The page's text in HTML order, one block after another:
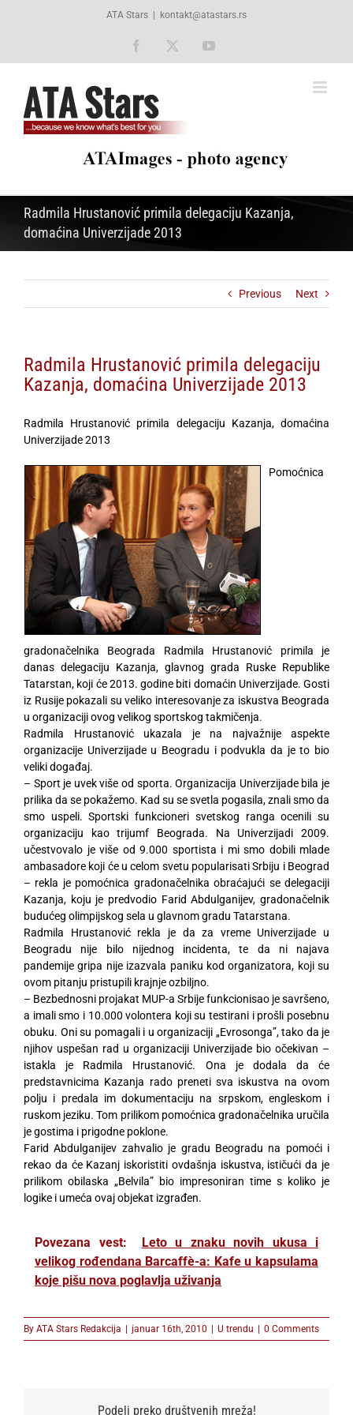
ATA Stars kontakt@atastars.rs
Facebook YouTube
Radmila Hrustanović primila delegaciju Kazanja,
domaćina Univerzijade 2013
Previous Next
Radmila Hrustanović primila delegaciju
Kazanja, domaćina Univerzijade 2013
Radmila Hrustanović primila delegaciju Kazanja, domaćina
Univerzijade 2013
Pomoćnica
gradonačelnika Beograda Radmila Hrustanović primila je
danas delegaciju Kazanja, glavnog grada Ruske Republike
Tatarstan, koji će 2013. godine biti domaćin Univerzijade. Gosti
iz Rusije pokazali su veliko interesovanje za iskustva Beograda
u organizaciji ovog velikog sportskog takmičenja.
Radmila Hrustanović ukazala je na najvažnije aspekte
organizacije Univerzijade u Beogradu i podvukla da je to bio
veliki događaj.
– Sport je uvek više od sporta. Organizacija Univerzijade bila je
prilika da se pokažemo. Kad su se svetla pogasila, znali smo da
smo uspeli. Sportski funkcioneri svetskog ranga ocenili su
organizaciju kao trijumf Beograda. Na Univerzijadi 2009.
učestvovalo je više od 9.000 sportista i mi smo dobili mlade
ambasadore koji će u celom svetu popularisati Srbiju i Beograd
– rekla je pomoćnica gradonačelnika obraćajući se delegaciji
Kazanja, koju je predvodio Farid Abdulganijev, gradonačelnik
budućeg olimpijskog sela u glavnom gradu Tatarstana.
Radmila Hrustanović rekla je da za vreme Univerzijade u
Beogradu nije bilo nijednog incidenta, te da ni najava
pandemije gripa nije izazvala paniku kod organizatora, koji su
ovom pitanju pristupili krajnje ozbiljno.
– Bezbednosni projakat MUP-a Srbije funkcionisao je savršeno,
a imali smo i 10.000 volontera koji su testirani i prošli posebnu
obuku. Oni su pomagali i u organizaciji „Evrosonga”, tako da je
njihov uspešan rad u organizaciji Univerzijade bio očekivan –
istakla je Radmila Hrustanović. Ona je dodala da će
predstavnicima Kazanja rado preneti sva iskustva na ovom
polju i predala im dokumentaciju na srpskom, engleskom i
ruskom jeziku. Tom prilikom pomoćnica gradonačelnika uručila
je gostima i prigodne poklone.
Farid Abdulganijev zahvalio je gradu Beogradu na pomoći i
rekao da će Kazanj iskoristiti ovdašnja iskustva, ističući da je
prilikom obilaska „Belvila” bio impresoniran time s koliko je
logike i umeća ovaj objekat izgrađen.
Povezana vest:
Leto u znaku novih ukusa i
velikog rođendana Barcaffè-a: Kafe u kapsulama
koje pišu nova poglavlja uživanja
By ATA Stars Redakcija januar 16th, 2010 U trendu 0 Comments
Podeli preko društvenih mreža!